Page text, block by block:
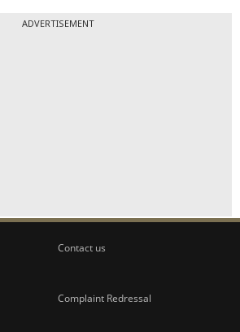
ADVERTISEMENT
Contact us
Complaint Redressal